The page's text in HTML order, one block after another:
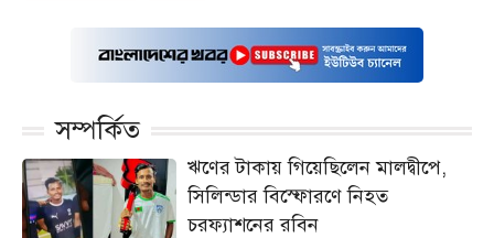
সম্পর্কিত
ঋণের টাকায় গিয়েছিলেন মালদ্বীপে,
সিলিন্ডার বিস্ফোরণে নিহত
চরফ্যাশনের রবিন